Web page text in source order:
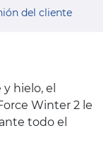
del cliente
hielo, el
Winter 2 le
todo el